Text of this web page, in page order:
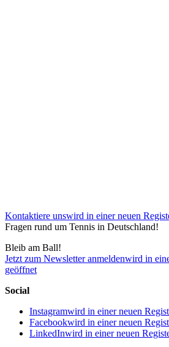
Kontaktiere unswird in einer neuen
Fragen rund um Tennis in Deutschland!
Bleib am Ball!
Jetzt zum Newsletter anmeldenwird in
geöffnet
Social
Instagramwird in einer neuen
Facebookwird in einer neuen
LinkedInwird in einer neuen